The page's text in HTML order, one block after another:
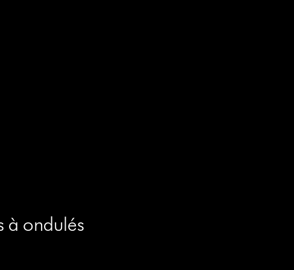
à ondulés